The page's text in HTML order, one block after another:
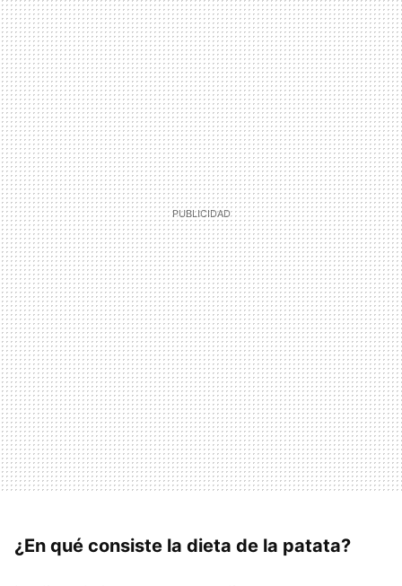
¿En qué consiste la dieta de la patata?